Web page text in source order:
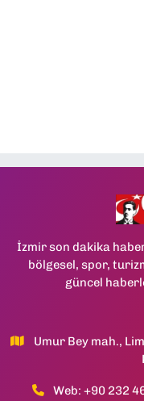
İzmir son dakika
bölgesel, spor,
güncel
Umur Bey mah.,
Web: +90 232